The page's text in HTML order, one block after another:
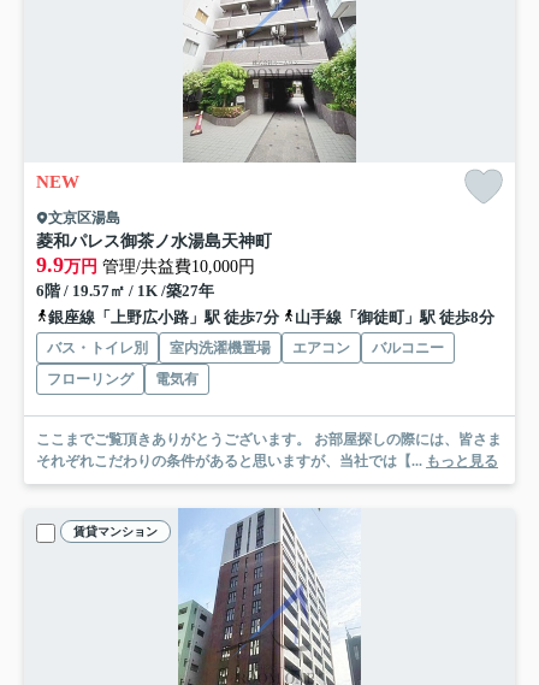
NEW
文京区湯島
菱和パレス御茶ノ水湯島天神町
9.9万円 管理/共益費10,000円
6階 / 19.57㎡ / 1K /築27年
銀座線「上野広小路」駅 徒歩7分
山手線「御徒町」駅 徒歩8分
バス・トイレ別 室内洗濯機置場 エアコン
バルコニー
フローリング
電気有
ここまでご覧頂きありがとうございます。 お部屋探しの際には、皆さま
それぞれこだわりの条件があると思いますが、当社では【... もっと見る
賃貸マンション